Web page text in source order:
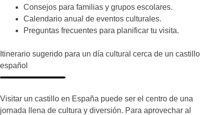
Consejos para familias y grupos escolares.
Calendario anual de eventos culturales.
Preguntas frecuentes para planificar tu visita.
Itinerario sugerido para un día cultural cerca de un castillo
español
Visitar un castillo en España puede ser el centro de una
jornada llena de cultura y diversión. Para aprovechar al